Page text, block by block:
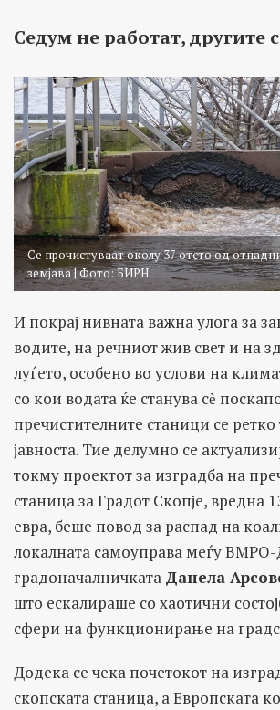
Седум не работат, другите
Се прочистуваат околу 37 отсто од
земјава | Фото: БИРН
И покрај нивната важна улога за
водите, на речниот жив свет и на
луѓето, особено во услови на
со кои водата ќе станува сѐ
пречистителните станици се ретко
јавноста. Тие делумно се
токму проектот за изградба на
станица за Градот Скопје, вредна
евра, беше повод за распад на
локалната самоуправа меѓу
градоначалничката Данела
што ескалираше со хаотични
сфери на функционирање на
Додека се чека почетокот на
скопската станица, а Европската